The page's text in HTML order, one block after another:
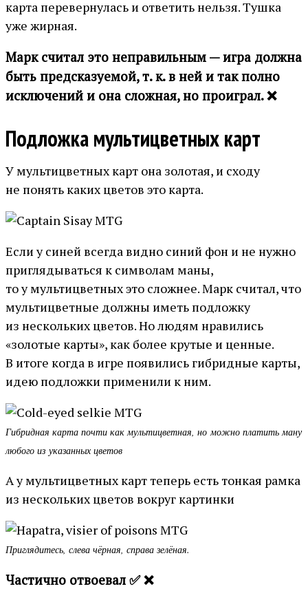
карта перевернулась и ответить нельзя. Тушка
уже жирная.
Марк считал это неправильным — игра должна
быть предсказуемой, т. к. в ней и так полно
исключений и она сложная, но проиграл. ❌
Подложка мультицветных карт
У мультицветных карт она золотая, и сходу
не понять каких цветов это карта.
Если у синей всегда видно синий фон и не нужно
приглядываться к символам маны,
то у мультицветных это сложнее. Марк считал, что
мультицветные должны иметь подложку
из нескольких цветов. Но людям нравились
«золотые карты», как более крутые и ценные.
В итоге когда в игре появились гибридные карты,
идею подложки применили к ним.
Гибридная карта почти как мультицветная, но можно платить ману
любого из указанных цветов
А у мультицветных карт теперь есть тонкая рамка
из нескольких цветов вокруг картинки
Приглядитесь, слева чёрная, справа зелёная.
Частично отвоевал ✅ ❌